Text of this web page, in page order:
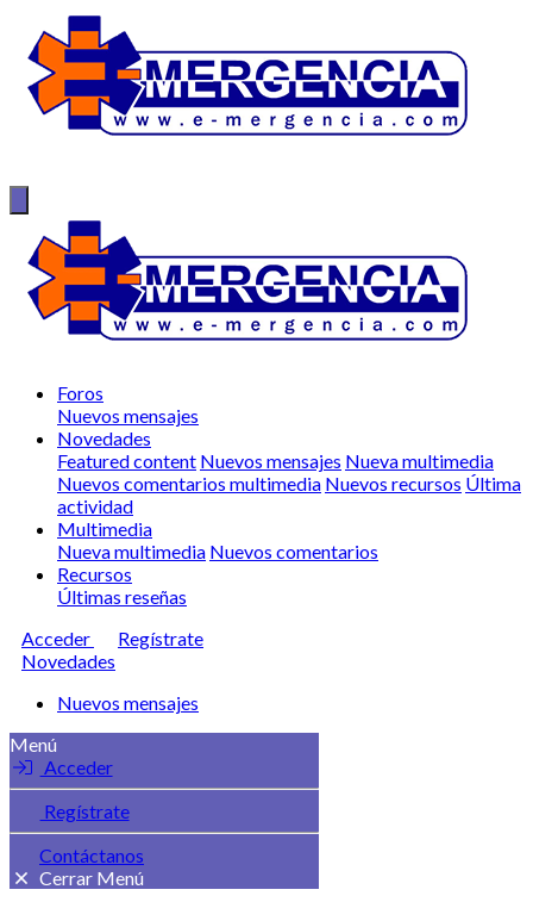
Foros
Nuevos mensajes
Novedades
Featured content Nuevos mensajes Nueva multimedia
Nuevos comentarios multimedia Nuevos recursos Última
actividad
Multimedia
Nueva multimedia Nuevos comentarios
Recursos
Últimas reseñas
Acceder
Regístrate
Novedades
Nuevos mensajes
Menú
Acceder
Regístrate
Contáctanos
Cerrar Menú